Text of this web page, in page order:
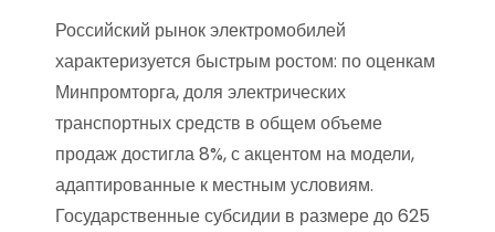
Российский рынок электромобилей
характеризуется быстрым ростом: по оценкам
Минпромторга, доля электрических
транспортных средств в общем объеме
продаж достигла 8%, с акцентом на модели,
адаптированные к местным условиям.
Государственные субсидии в размере до 625